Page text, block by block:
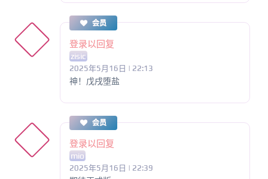
会员
登录以回复
zisic
2025年5月16日 | 22:13
神！戊戌堕盐
会员
登录以回复
mio
2025年5月16日 | 22:39